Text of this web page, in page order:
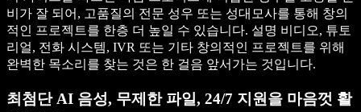
비가 잘 되어, 고품질의 전문 성우 또는 성대모사를 통해 창의
적인 프로젝트를 한층 더 높일 수 있습니다. 설명 비디오, 튜토
리얼, 전화 시스템, IVR 또는 기타 창의적인 프로젝트를 위해
완벽한 목소리를 찾는 것은 한 걸음 앞서가는 것입니다.
최첨단 AI 음성, 무제한 파일, 24/7 지원을 마음껏 활